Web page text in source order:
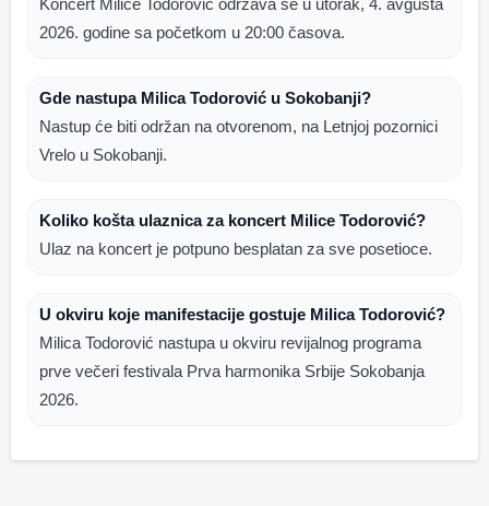
Koncert Milice Todorović održava se u utorak, 4. avgusta
2026. godine sa početkom u 20:00 časova.
Gde nastupa Milica Todorović u Sokobanji?
Nastup će biti održan na otvorenom, na Letnjoj pozornici
Vrelo u Sokobanji.
Koliko košta ulaznica za koncert Milice Todorović?
Ulaz na koncert je potpuno besplatan za sve posetioce.
U okviru koje manifestacije gostuje Milica Todorović?
Milica Todorović nastupa u okviru revijalnog programa
prve večeri festivala Prva harmonika Srbije Sokobanja
2026.